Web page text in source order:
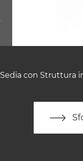
Sedia con Struttura